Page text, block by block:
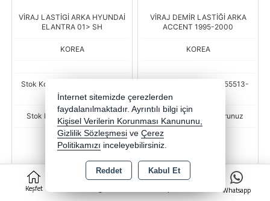
Keşfet
0
Whatsapp
VİRAJ LASTİGİ ARKA HYUNDAİ
ELANTRA 01> SH
KOREA
Stok Kodu : BSR-KOR-55513-
2D100-WME
Stok Miktarı : Stok sorunuz
Fiyat
42,44 TL
+
VİRAJ DEMİR LASTİĞİ ARKA
ACCENT 1995-2000
KOREA
Stok Kodu : BSR-KOR-55513-
Stok Miktarı : Stok sorunuz
-
İnternet sitemizde çerezlerden
faydalanılmaktadır. Ayrıntılı bilgi için
Kişisel Verilerin Korunması Kanununu,
Gizlilik Sözleşmesi ve Çerez
Politikamızı inceleyebilirsiniz.
Reddet Kabul Et